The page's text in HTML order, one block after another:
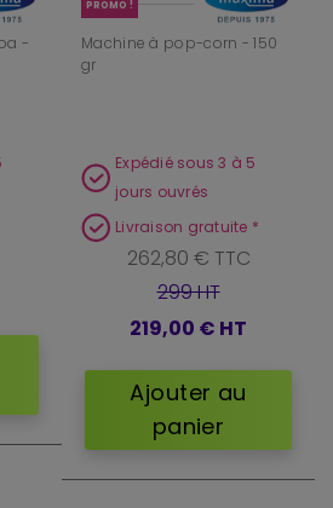
-
PROMO !
Machine à pop-corn - 150
gr
Expédié sous 3 à 5
jours ouvrés
Livraison gratuite *
262,80 € TTC
299 HT
219,00 € HT
Ajouter au
panier